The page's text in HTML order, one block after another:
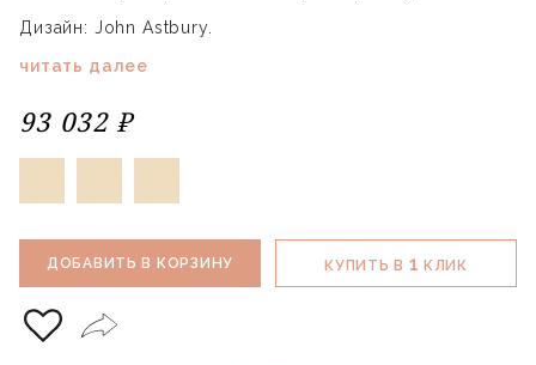
Дизайн: John Astbury.
читать далее
93 032 ₽
ДОБАВИТЬ В КОРЗИНУ КУПИТЬ В 1 КЛИК